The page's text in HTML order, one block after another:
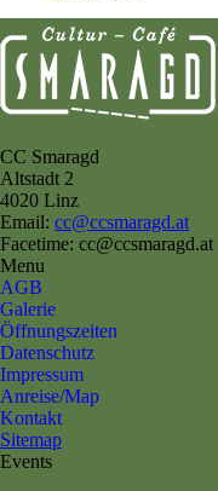
CC Smaragd
Altstadt 2
4020 Linz
Email: cc@ccsmaragd.at
Facetime: cc@ccsmaragd.at
Menu
AGB
Galerie
Öffnungszeiten
Datenschutz
Impressum
Anreise/Map
Kontakt
Sitemap
Events